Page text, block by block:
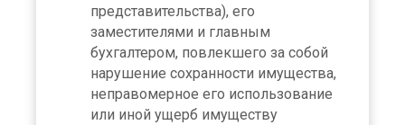
представительства), его
заместителями и главным
бухгалтером, повлекшего за собой
нарушение сохранности имущества,
неправомерное его использование
или иной ущерб имуществу